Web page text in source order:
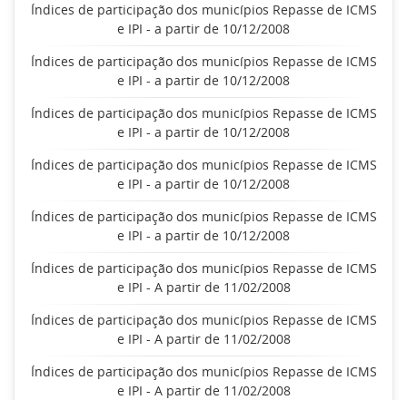
Índices de participação dos municípios Repasse de ICMS
e IPI - a partir de 10/12/2008
Índices de participação dos municípios Repasse de ICMS
e IPI - a partir de 10/12/2008
Índices de participação dos municípios Repasse de ICMS
e IPI - a partir de 10/12/2008
Índices de participação dos municípios Repasse de ICMS
e IPI - a partir de 10/12/2008
Índices de participação dos municípios Repasse de ICMS
e IPI - a partir de 10/12/2008
Índices de participação dos municípios Repasse de ICMS
e IPI - A partir de 11/02/2008
Índices de participação dos municípios Repasse de ICMS
e IPI - A partir de 11/02/2008
Índices de participação dos municípios Repasse de ICMS
e IPI - A partir de 11/02/2008